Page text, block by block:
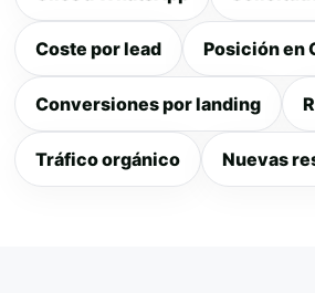
Coste por lead Posición en
Conversiones por landing
Tráfico orgánico Nuevas